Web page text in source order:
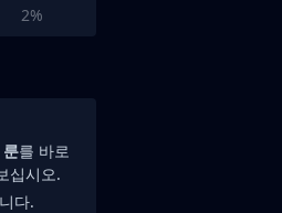
2%
를 바로
십시오.
다.